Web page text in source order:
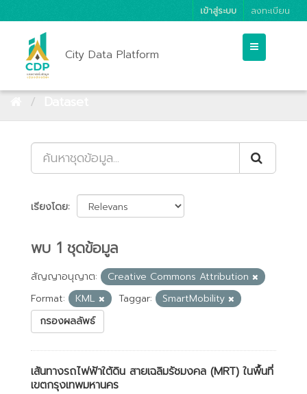
เข้าสู่ระบบ ลงทะเบียน
City Data Platform
เรียงโดย
พบ 1 ชุดข้อมูล
สัญญาอนุญาต:
Creative Commons Attribution
Format:
KML Taggar:
SmartMobility
กรองผลลัพธ์
เส้นทางรถไฟฟ้าใต้ดิน สายเฉลิมรัชมงคล (MRT) ในพื้นที่
เขตกรุงเทพมหานคร